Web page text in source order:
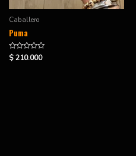
Caballero
Puma
Valorado
en
$210.000